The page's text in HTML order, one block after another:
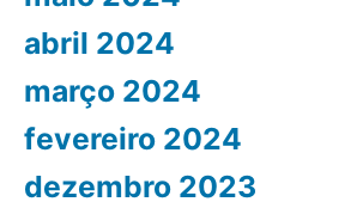
abril 2024
março 2024
fevereiro 2024
dezembro 2023